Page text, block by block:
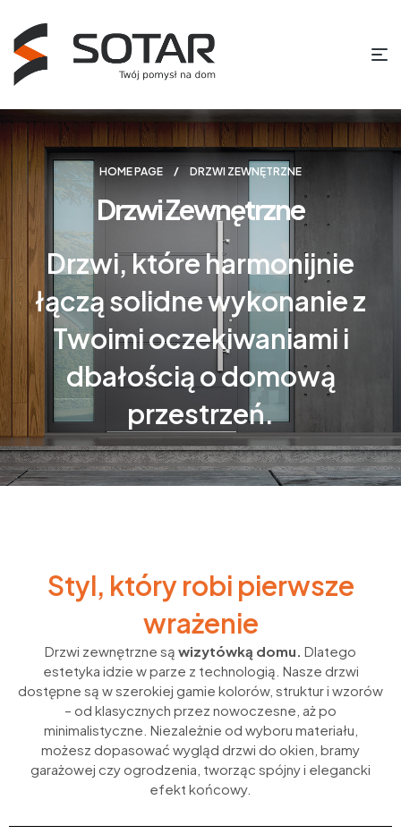
HOME PAGE DRZWI ZEWNĘTRZNE
Drzwi Zewnętrzne
Drzwi, które harmonijnie
łączą solidne wykonanie z
Twoimi oczekiwaniami i
dbałością o domową
przestrzeń.
Styl, który robi pierwsze
wrażenie
Drzwi zewnętrzne są wizytówką domu. Dlatego
estetyka idzie w parze z technologią. Nasze drzwi
dostępne są w szerokiej gamie kolorów, struktur i wzorów
– od klasycznych przez nowoczesne, aż po
minimalistyczne. Niezależnie od wyboru materiału,
możesz dopasować wygląd drzwi do okien, bramy
garażowej czy ogrodzenia, tworząc spójny i elegancki
efekt końcowy.